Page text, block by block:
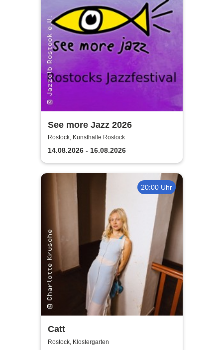
See more Jazz 2026
Rostock, Kunsthalle Rostock
14.08.2026 - 16.08.2026
20:00 Uhr
Catt
Rostock, Klostergarten